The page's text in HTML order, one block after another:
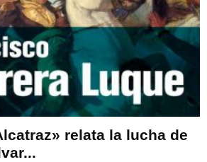
relata la lucha de